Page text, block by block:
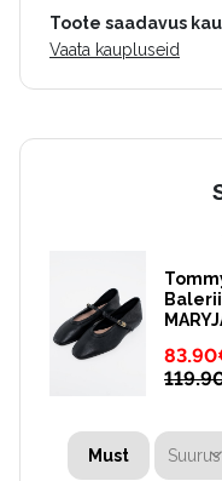
Toote saadavus
Vaata kaupluseid
83.90
Must Suurus